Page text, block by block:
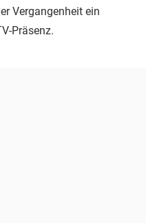
Vergangenheit ein
Präsenz.